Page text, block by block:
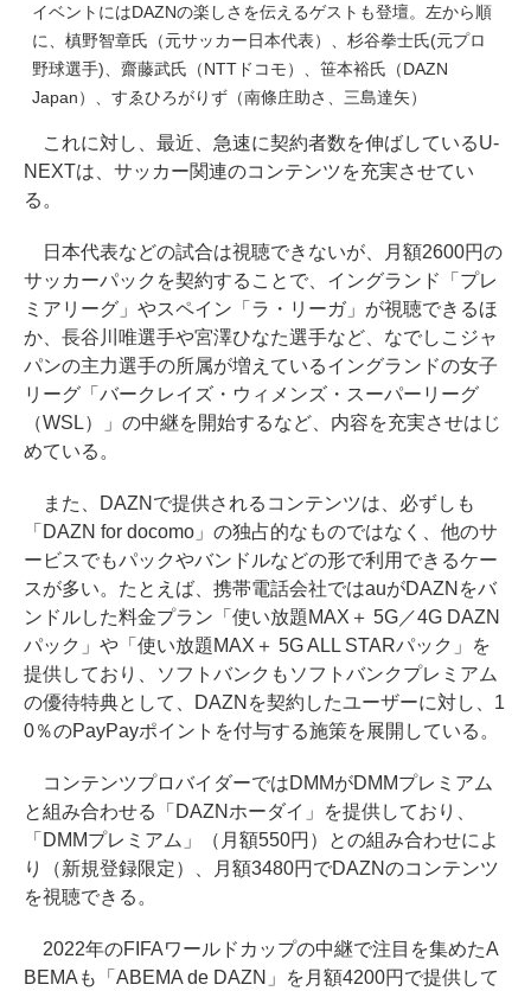
イベントにはDAZNの楽しさを伝えるゲストも登壇。左から順
に、槙野智章氏（元サッカー日本代表）、杉谷拳士氏(元プロ
野球選手)、齋藤武氏（NTTドコモ）、笹本裕氏（DAZN
Japan）、すゑひろがりず（南條庄助さ、三島達矢）
これに対し、最近、急速に契約者数を伸ばしているU-
NEXTは、サッカー関連のコンテンツを充実させてい
る。
日本代表などの試合は視聴できないが、月額2600円の
サッカーパックを契約することで、イングランド「プレ
ミアリーグ」やスペイン「ラ・リーガ」が視聴できるほ
か、長谷川唯選手や宮澤ひなた選手など、なでしこジャ
パンの主力選手の所属が増えているイングランドの女子
リーグ「バークレイズ・ウィメンズ・スーパーリーグ
（WSL）」の中継を開始するなど、内容を充実させはじ
めている。
また、DAZNで提供されるコンテンツは、必ずしも
「DAZN for docomo」の独占的なものではなく、他のサ
ービスでもパックやバンドルなどの形で利用できるケー
スが多い。たとえば、携帯電話会社ではauがDAZNをバ
ンドルした料金プラン「使い放題MAX＋ 5G／4G DAZN
パック」や「使い放題MAX＋ 5G ALL STARパック」を
提供しており、ソフトバンクもソフトバンクプレミアム
の優待特典として、DAZNを契約したユーザーに対し、1
0％のPayPayポイントを付与する施策を展開している。
コンテンツプロバイダーではDMMがDMMプレミアム
と組み合わせる「DAZNホーダイ」を提供しており、
「DMMプレミアム」（月額550円）との組み合わせによ
り（新規登録限定）、月額3480円でDAZNのコンテンツ
を視聴できる。
2022年のFIFAワールドカップの中継で注目を集めたA
BEMAも「ABEMA de DAZN」を月額4200円で提供して